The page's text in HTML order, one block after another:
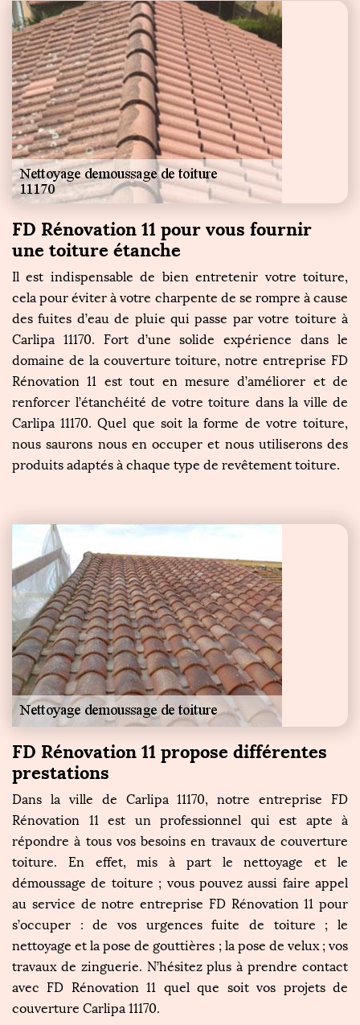
FD Rénovation 11 pour vous fournir
une toiture étanche
Il est indispensable de bien entretenir votre toiture,
cela pour éviter à votre charpente de se rompre à cause
des fuites d’eau de pluie qui passe par votre toiture à
Carlipa 11170. Fort d’une solide expérience dans le
domaine de la couverture toiture, notre entreprise FD
Rénovation 11 est tout en mesure d’améliorer et de
renforcer l’étanchéité de votre toiture dans la ville de
Carlipa 11170. Quel que soit la forme de votre toiture,
nous saurons nous en occuper et nous utiliserons des
produits adaptés à chaque type de revêtement toiture.
FD Rénovation 11 propose différentes
prestations
Dans la ville de Carlipa 11170, notre entreprise FD
Rénovation 11 est un professionnel qui est apte à
répondre à tous vos besoins en travaux de couverture
toiture. En effet, mis à part le nettoyage et le
démoussage de toiture ; vous pouvez aussi faire appel
au service de notre entreprise FD Rénovation 11 pour
s’occuper : de vos urgences fuite de toiture ; le
nettoyage et la pose de gouttières ; la pose de velux ; vos
travaux de zinguerie. N’hésitez plus à prendre contact
avec FD Rénovation 11 quel que soit vos projets de
couverture Carlipa 11170.